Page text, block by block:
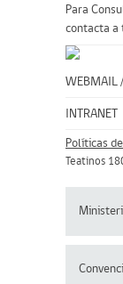
Para
contacta a
WEBMAIL /
INTRANET
Políticas
Teatinos